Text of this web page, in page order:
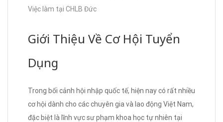
Việc làm tại CHLB Đức
Giới Thiệu Về Cơ Hội Tuyển
Dụng
Trong bối cảnh hội nhập quốc tế, hiện nay có rất nhiều
cơ hội dành cho các chuyên gia và lao động Việt Nam,
đặc biệt là lĩnh vực sư phạm khoa học tự nhiên tại